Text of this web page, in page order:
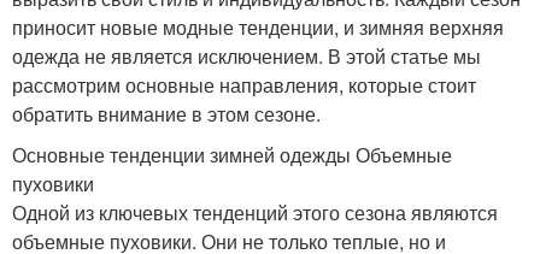
приносит новые модные тенденции, и зимняя верхняя
одежда не является исключением. В этой статье мы
рассмотрим основные направления, которые стоит
обратить внимание в этом сезоне.
Основные тенденции зимней одежды Объемные
пуховики
Одной из ключевых тенденций этого сезона являются
объемные пуховики. Они не только теплые, но и